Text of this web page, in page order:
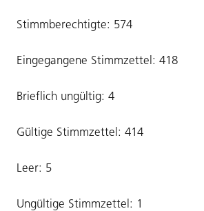
Stimmberechtigte: 574
Eingegangene Stimmzettel: 418
Brieflich ungültig: 4
Gültige Stimmzettel: 414
Leer: 5
Ungültige Stimmzettel: 1